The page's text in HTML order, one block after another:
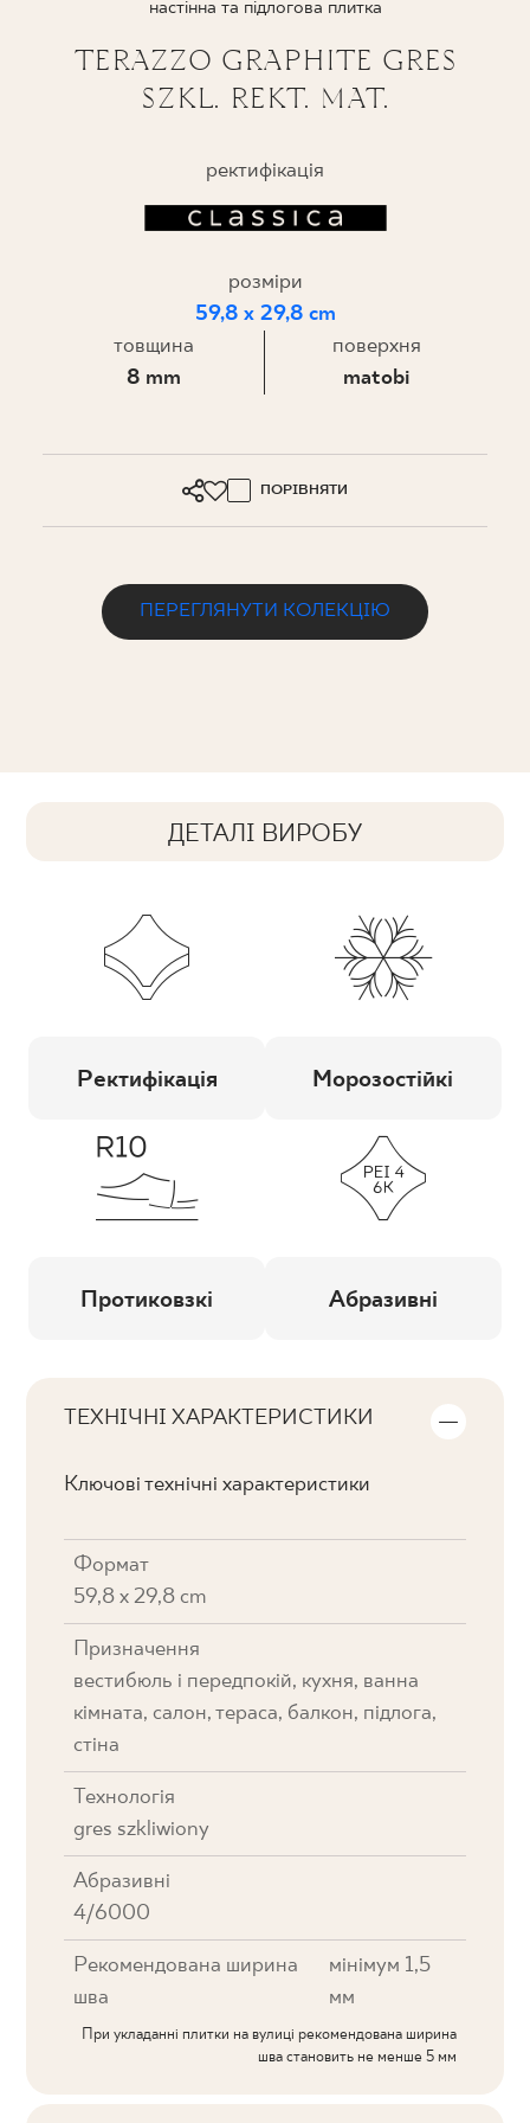
ДЕ КУПИТИ
ПРО НАС
настінна та підлогова плитка
TERAZZO GRAPHITE GRES
SZKL. REKT. MAT.
ректифікація
розміри
59,8 x 29,8 cm
товщина
8 mm
поверхня
matobi
ПОРІВНЯТИ
ПЕРЕГЛЯНУТИ КОЛЕКЦІЮ
ДЕТАЛІ ВИРОБУ
Ректифікація Морозостійкі
Протиковзкі Абразивні
ТЕХНІЧНІ ХАРАКТЕРИСТИКИ
Ключові технічні характеристики
Формат
59,8 x 29,8 cm
Призначення
вестибюль і передпокій, кухня, ванна
кімната, салон, тераса, балкон, підлога,
стіна
Технологія
gres szkliwiony
Абразивні
4/6000
Рекомендована ширина
шва
мінімум 1,5
мм
При укладанні плитки на вулиці рекомендована ширина
шва становить не менше 5 мм